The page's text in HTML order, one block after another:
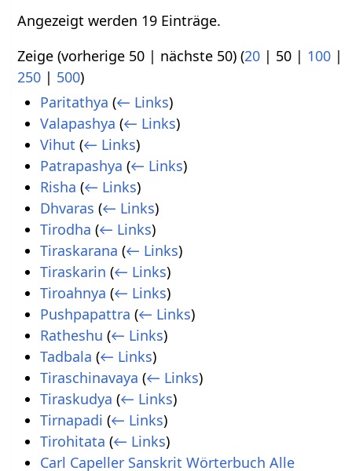
Angezeigt werden 19 Einträge.
Zeige (vorherige 50 | nächste 50) (20 | 50 | 100 |
250 | 500)
Paritathya (← Links)
Valapashya (← Links)
Vihut (← Links)
Patrapashya (← Links)
Risha (← Links)
Dhvaras (← Links)
Tirodha (← Links)
Tiraskarana (← Links)
Tiraskarin (← Links)
Tiroahnya (← Links)
Pushpapattra (← Links)
Ratheshu (← Links)
Tadbala (← Links)
Tiraschinavaya (← Links)
Tiraskudya (← Links)
Tirnapadi (← Links)
Tirohitata (← Links)
Carl Capeller Sanskrit Wörterbuch Alle